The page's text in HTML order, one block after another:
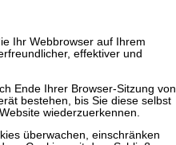
Ihr Webbrowser auf Ihrem
effektiver und
Ende Ihrer Browser-Sitzung von
bestehen, bis Sie diese selbst
wiederzuerkennen.
überwachen, einschränken